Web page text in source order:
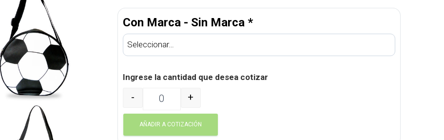
Con Marca - Sin Marca *
Ingrese la cantidad que desea cotizar
Nevera Cooler bag Soccer Ball VA-736 cantidad
- +
AÑADIR A COTIZACIÓN